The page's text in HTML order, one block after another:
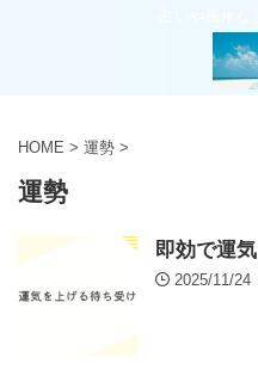
HOME > 運勢 >
運勢
即効で運
2025/11/24